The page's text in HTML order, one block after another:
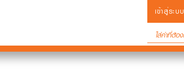
เข้าสู่ระบบ